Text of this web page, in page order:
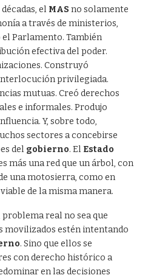
el MAS no solamente
a través de ministerios,
Parlamento. También
efectiva del poder.
Construyó
privilegiada.
mutuas. Creó derechos
e informales. Produjo
Y, sobre todo,
sectores a concebirse
del gobierno. El Estado
más una red que un árbol, con
una motosierra, como en
de la misma manera.
problema real no sea que
movilizados estén intentando
. Sino que ellos se
con derecho histórico a
en las decisiones